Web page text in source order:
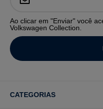
Ao clicar em "Enviar" você
Volkswagen Collection.
CATEGORIAS